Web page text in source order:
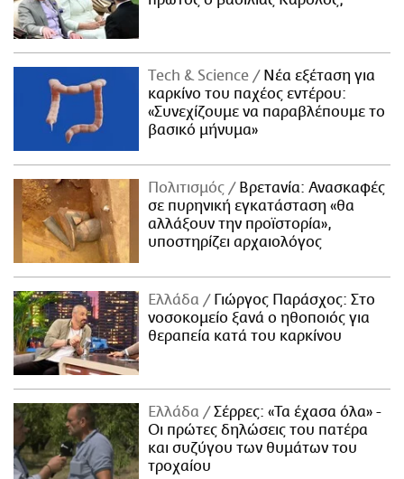
Τech & Science
Νέα εξέταση για
καρκίνο του παχέος εντέρου:
«Συνεχίζουμε να παραβλέπουμε το
βασικό μήνυμα»
Πολιτισμός
Βρετανία: Ανασκαφές
σε πυρηνική εγκατάσταση «θα
αλλάξουν την προϊστορία»,
υποστηρίζει αρχαιολόγος
Ελλάδα
Γιώργος Παράσχος: Στο
νοσοκομείο ξανά ο ηθοποιός για
θεραπεία κατά του καρκίνου
Ελλάδα
Σέρρες: «Τα έχασα όλα» -
Οι πρώτες δηλώσεις του πατέρα
και συζύγου των θυμάτων του
τροχαίου